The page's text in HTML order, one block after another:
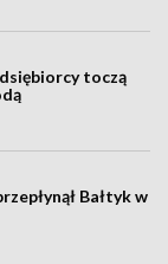
toczą
Bałtyk w